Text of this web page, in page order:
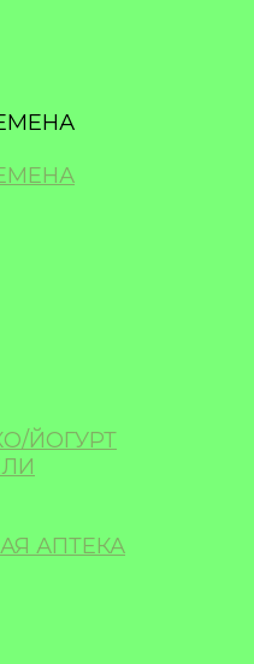
ЙОГУРТ
АПТЕКА